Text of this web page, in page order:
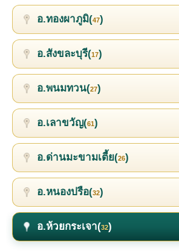
อ.ทองผาภูมิ(47)
อ.สังขละบุรี(17)
อ.พนมทวน(27)
อ.เลาขวัญ(61)
อ.ด่านมะขามเตี้ย(26)
อ.หนองปรือ(32)
อ.ห้วยกระเจา(32)